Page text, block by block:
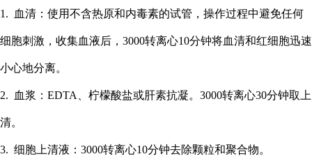
1. 血清：使用不含热原和内毒素的试管，操作过程中避免任何
细胞刺激，收集血液后，3000转离心10分钟将血清和红细胞迅速
小心地分离。
2. 血浆：EDTA、柠檬酸盐或肝素抗凝。3000转离心30分钟取上
清。
3. 细胞上清液：3000转离心10分钟去除颗粒和聚合物。